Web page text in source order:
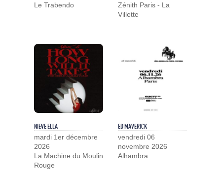
Le Trabendo
Zénith Paris - La
Villette
NIEVE ELLA
mardi 1er décembre
2026
La Machine du Moulin
Rouge
ED MAVERICK
vendredi 06
novembre 2026
Alhambra